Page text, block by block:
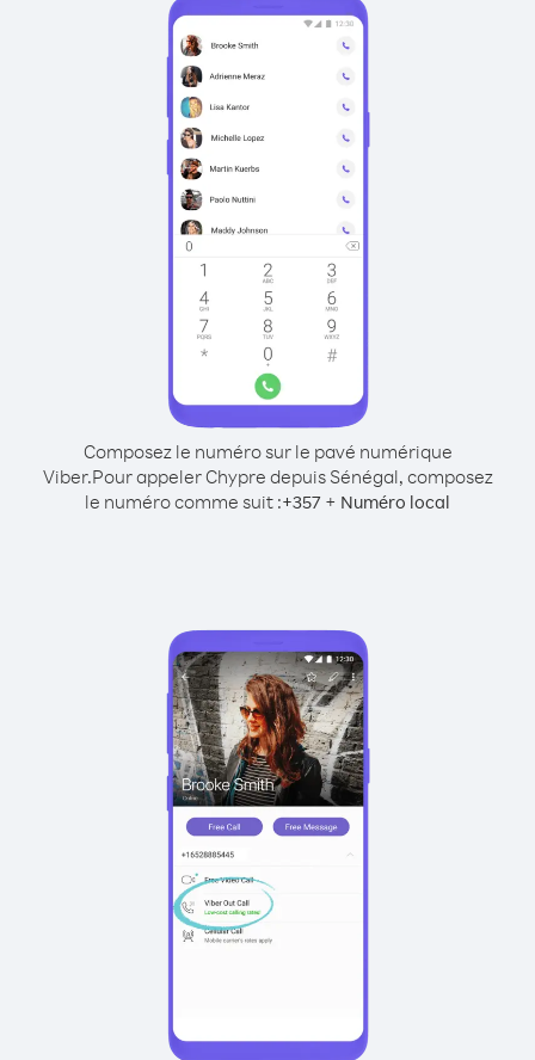
Composez le numéro sur le pavé numérique
Viber.Pour appeler Chypre depuis Sénégal, composez
le numéro comme suit :+357 + Numéro local